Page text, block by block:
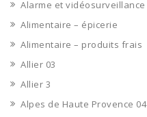
Alarme et vidéosurveillance
Alimentaire – épicerie
Alimentaire – produits frais
Allier 03
Allier 3
Alpes de Haute Provence 04